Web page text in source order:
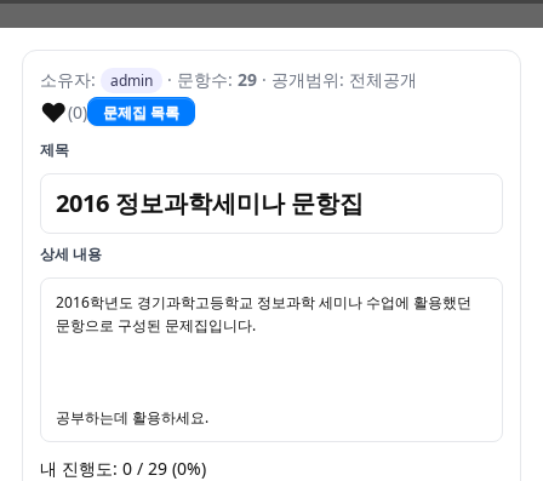
소유자: admin · 문항수: 29 · 공개범위: 전체공개
♥(0)
문제집 목록
제목
2016 정보과학세미나 문항집
상세 내용
2016학년도 경기과학고등학교 정보과학 세미나 수업에 활용했던
문항으로 구성된 문제집입니다.
공부하는데 활용하세요.
내 진행도: 0 / 29 (0%)